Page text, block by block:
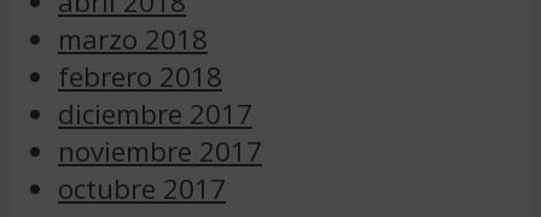
marzo 2018
febrero 2018
diciembre 2017
noviembre 2017
octubre 2017